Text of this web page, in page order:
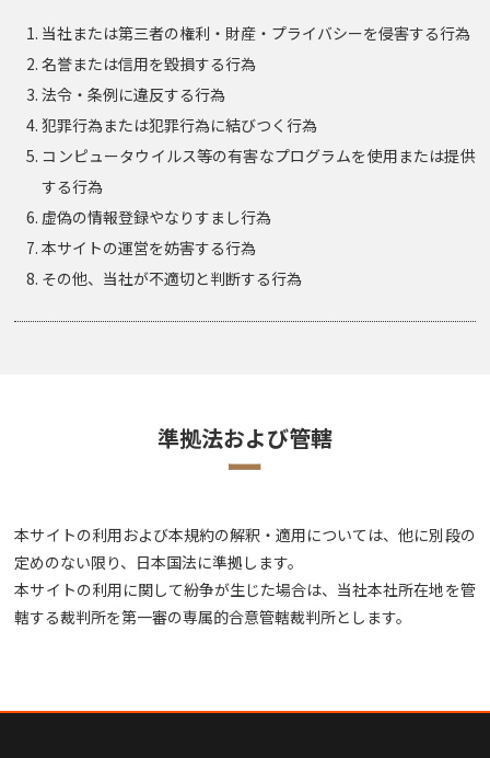
当社または第三者の権利・財産・プライバシーを侵害する行為
名誉または信用を毀損する行為
法令・条例に違反する行為
犯罪行為または犯罪行為に結びつく行為
コンピュータウイルス等の有害なプログラムを使用または提供
する行為
虚偽の情報登録やなりすまし行為
本サイトの運営を妨害する行為
その他、当社が不適切と判断する行為
準拠法および管轄
ー
本サイトの利用および本規約の解釈・適用については、他に別段の
定めのない限り、日本国法に準拠します。
本サイトの利用に関して紛争が生じた場合は、当社本社所在地を管
轄する裁判所を第一審の専属的合意管轄裁判所とします。